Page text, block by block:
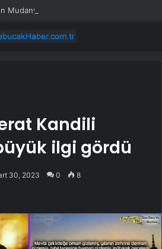
Kandili
ilgi gördü
30, 2023 0 8